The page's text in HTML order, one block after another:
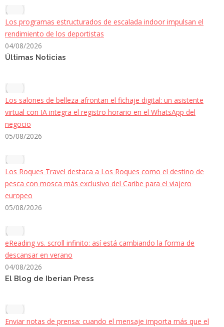
Los programas estructurados de escalada indoor impulsan el
rendimiento de los deportistas
04/08/2026
Últimas Noticias
Los salones de belleza afrontan el fichaje digital: un asistente
virtual con IA integra el registro horario en el WhatsApp del
negocio
05/08/2026
Los Roques Travel destaca a Los Roques como el destino de
pesca con mosca más exclusivo del Caribe para el viajero
europeo
05/08/2026
eReading vs. scroll infinito: así está cambiando la forma de
descansar en verano
04/08/2026
El Blog de Iberian Press
Enviar notas de prensa: cuando el mensaje importa más que el